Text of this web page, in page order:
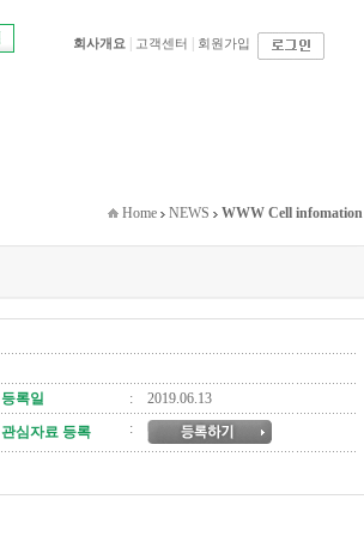
회사개요 | 고객센터 | 회원가입
Home NEWS WWW Cell infomation
등록일
: 2019.06.13
관심자료 등록 :